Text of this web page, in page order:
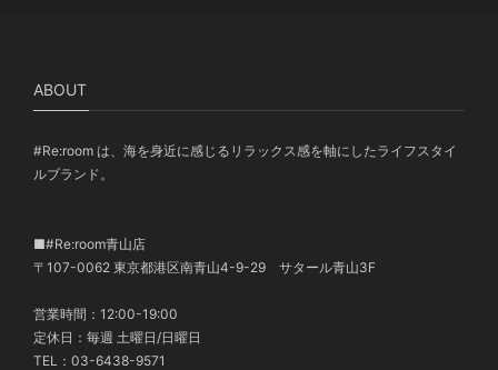
ABOUT
#Re:room は、海を身近に感じるリラックス感を軸にしたライフスタイ
ルブランド。
■#Re:room青山店
〒107-0062 東京都港区南青山4-9-29 サタール青山3F
営業時間：12:00-19:00
定休日：毎週 土曜日/日曜日
TEL：03-6438-9571